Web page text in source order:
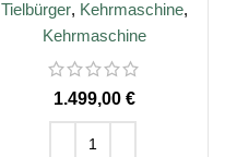
Tielbürger, Kehrmaschine,
Kehrmaschine
€